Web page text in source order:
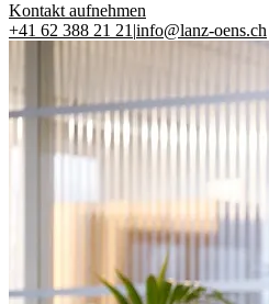
Kontakt aufnehmen
+41 62 388 21 21 info@lanz-oens.ch